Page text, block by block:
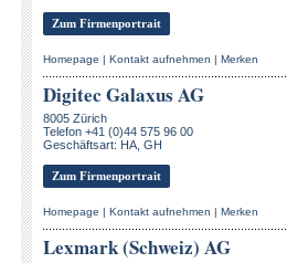
Zum Firmenportrait
Homepage | Kontakt aufnehmen | Merken
Digitec Galaxus AG
8005 Zürich
Telefon +41 (0)44 575 96 00
Geschäftsart: HA, GH
Zum Firmenportrait
Homepage | Kontakt aufnehmen | Merken
Lexmark (Schweiz) AG